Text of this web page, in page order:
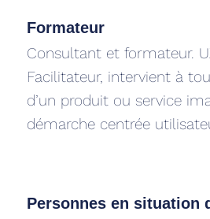
Formateur
Consultant et formateur.
Facilitateur, intervient à
d’un produit ou service
démarche centrée
Personnes en situation